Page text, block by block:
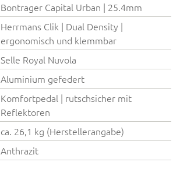
Bontrager Capital Urban | 25.4mm
Herrmans Clik | Dual Density |
ergonomisch und klemmbar
Selle Royal Nuvola
Aluminium gefedert
Komfortpedal | rutschsicher mit
Reflektoren
ca. 26,1 kg (Herstellerangabe)
Anthrazit